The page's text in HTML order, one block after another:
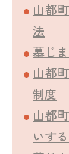
山都
法
墓じ
山都
制度
山都
いす